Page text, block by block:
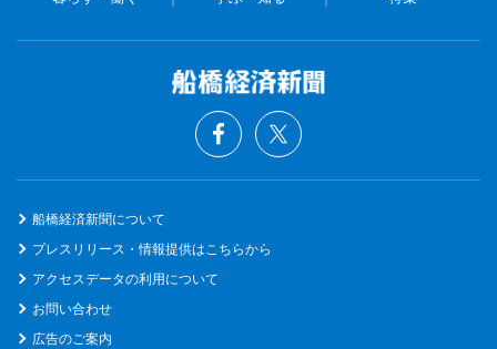
船橋経済新聞について
プレスリリース・情報提供はこちらから
アクセスデータの利用について
お問い合わせ
広告のご案内